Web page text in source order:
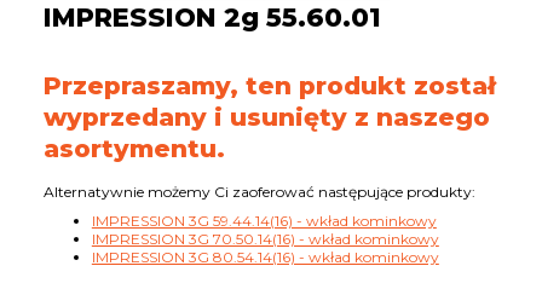
IMPRESSION 2g 55.60.01
Przepraszamy, ten produkt został
wyprzedany i usunięty z naszego
asortymentu.
Alternatywnie możemy Ci zaoferować następujące produkty:
IMPRESSION 3G 59.44.14(16) - wkład kominkowy
IMPRESSION 3G 70.50.14(16) - wkład kominkowy
IMPRESSION 3G 80.54.14(16) - wkład kominkowy